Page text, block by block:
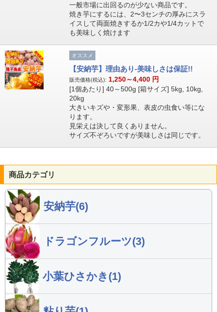
一般市場に出回るのが少ない商品です。
焼き芋にするには、2〜3センチの厚みにスラ
イスして両面焼きするか1/2カや1/4カットで
も美味しく焼けます
オススメ
【安納芋】理由あり-美味しさは保証!!
販売価格(税込): 1,250～4,400 円
[1個あたり] 40～500g [箱サイズ] 5kg, 10kg,
20kg
大きいキズや・変形果、表皮の虫食い等にな
ります。
見栄えは決して良くありません。
サイズ不ぞろいですが美味しさは同じです。
商品カテゴリ
安納芋(6)
ドラゴンフルーツ(3)
小葉ひさかき(1)